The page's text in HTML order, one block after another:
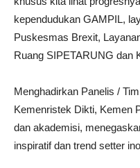
kependudukan GAMPIL,
Puskesmas Brexit,
Ruang SIPETARUNG dan
Menghadirkan Panelis /
Kemenristek Dikti, Kemen
dan akademisi,
inspiratif dan trend setter